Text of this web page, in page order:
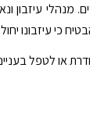
מנהלי
כי עיזבונו
או לטפל